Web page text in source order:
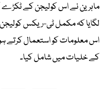
ماہرین نے اس کولیجن کے ٹکڑے
لگایا کہ مکمل ٹی-ریکس
اس معلومات کو استعمال کرتے
کے خلیات میں شامل کیا۔